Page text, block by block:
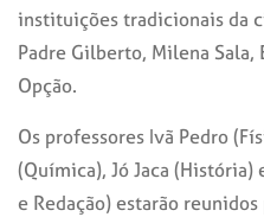
instituições tradicionais da
Padre Gilberto, Milena Sala,
Opção.
Os professores Ivã Pedro
(Química), Jó Jaca (História)
e Redação) estarão